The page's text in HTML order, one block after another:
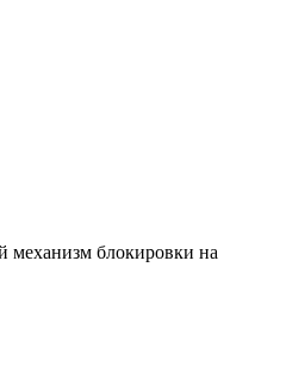
механизм блокировки на